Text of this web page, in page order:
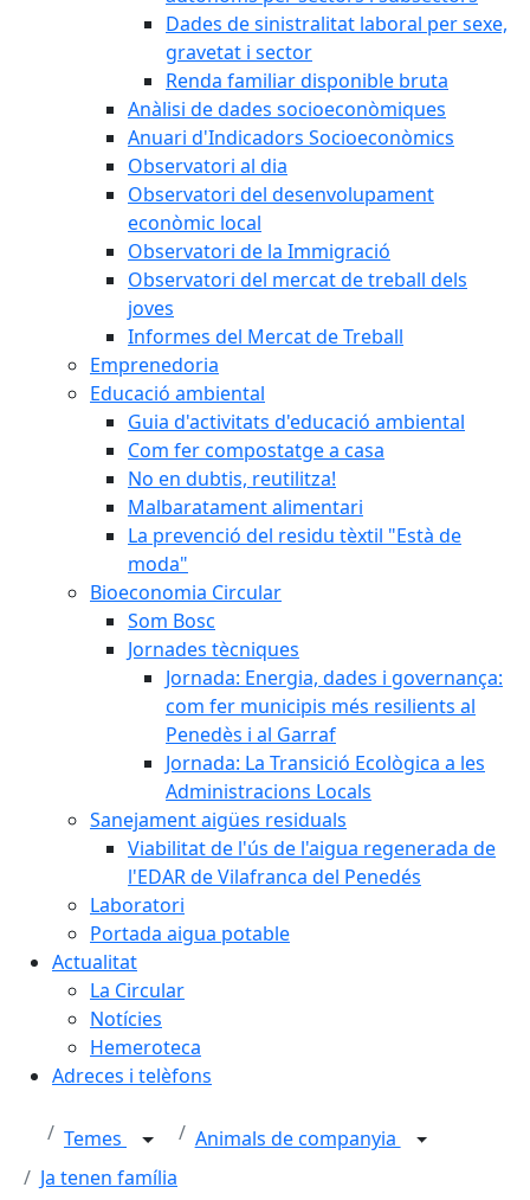
Dades de sinistralitat laboral per sexe,
gravetat i sector
Renda familiar disponible bruta
Anàlisi de dades socioeconòmiques
Anuari d'Indicadors Socioeconòmics
Observatori al dia
Observatori del desenvolupament
econòmic local
Observatori de la Immigració
Observatori del mercat de treball dels
joves
Informes del Mercat de Treball
Emprenedoria
Educació ambiental
Guia d'activitats d'educació ambiental
Com fer compostatge a casa
No en dubtis, reutilitza!
Malbaratament alimentari
La prevenció del residu tèxtil "Està de
moda"
Bioeconomia Circular
Som Bosc
Jornades tècniques
Jornada: Energia, dades i governança:
com fer municipis més resilients al
Penedès i al Garraf
Jornada: La Transició Ecològica a les
Administracions Locals
Sanejament aigües residuals
Viabilitat de l'ús de l'aigua regenerada de
l'EDAR de Vilafranca del Penedés
Laboratori
Portada aigua potable
Actualitat
La Circular
Notícies
Hemeroteca
Adreces i telèfons
Temes
Animals de companyia
Ja tenen família